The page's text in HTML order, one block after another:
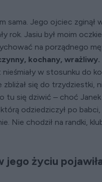
sama. Jego ojciec zginął
rok. Jasiu był moim
na porządnego
kochany, wrażliwy.
w stosunku do
się do trzydziestki,
tu się dziwić – choć Janek
odziedziczył po
Nie chodził na randki,
jego życiu